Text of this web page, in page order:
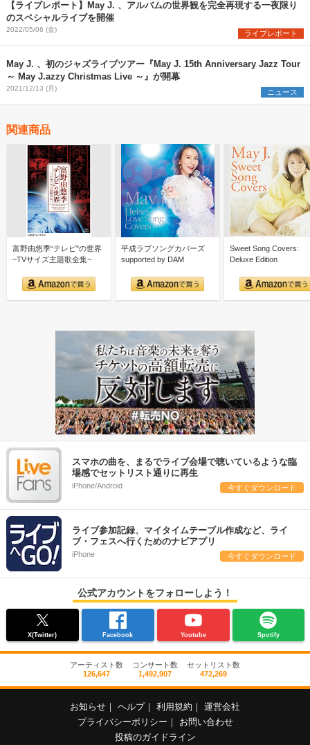
【ライブレポート】May J. 、アルバムの世界観を完全再現する一夜限り
のスペシャルライブを開催
2022/05/06 (金) ライブレポート
May J. 、初のジャズライブツアー『May J. 15th Anniversary Jazz Tour
～ May J.azzy Christmas Live ～』が開幕
2021/12/13 (月) ニュース
関連商品
富野由悠季“テレビ"の世界
~TVサイズ主題歌全集~
平成ラブソングカバーズ
supported by DAM
Sweet Song Covers:
Deluxe Edition
スマホの曲を、まるでライブ会場で聴いているような臨
場感でセットリスト通りに再生
iPhone/Android 今すぐダウンロード
ライブ参加記録、マイタイムテーブル作成など、ライ
ブ・フェスへ行くためのナビアプリ
iPhone 今すぐダウンロード
公式アカウントをフォローしよう！
X(Twitter) Facebook Youtube Spotify
アーティスト数
126,647
コンサート数
1,492,907
セットリスト数
472,269
お知らせ ヘルプ 利用規約
運営会社
プライバシーポリシー
お問い合わせ
投稿のガイドライン